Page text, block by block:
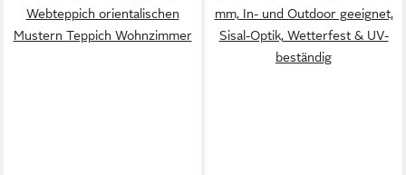
Webteppich orientalischen
Mustern Teppich Wohnzimmer
mm, In- und Outdoor geeignet,
Sisal-Optik, Wetterfest & UV-
beständig